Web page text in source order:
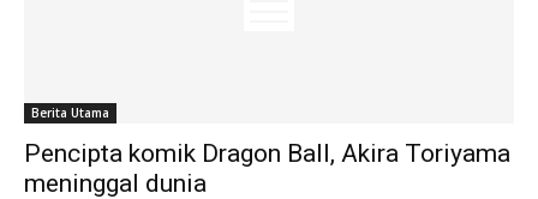
Berita Utama
Pencipta komik Dragon Ball, Akira Toriyama
meninggal dunia